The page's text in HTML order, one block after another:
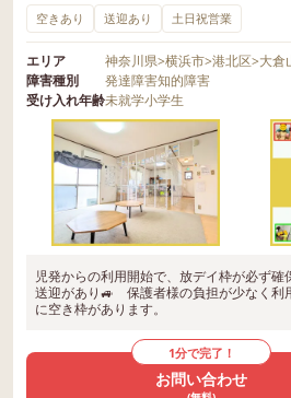
空きあり 送迎あり 土日祝営業
エリア 神奈川県>横浜市>港北区>大倉
障害種別
発達障害知的障害
受け入れ年齢未就学小学生
児発からの利用開始で、放デイ枠が必ず
送迎があり🚙 保護者様の負担が少なく利
に空き枠があります。
1分で完了！
お問い合わせ